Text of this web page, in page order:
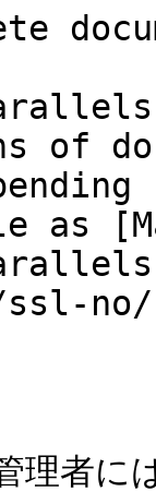
of
as
no/
者に